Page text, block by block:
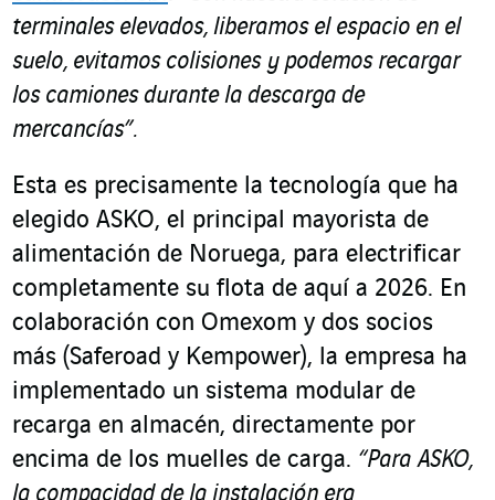
terminales elevados, liberamos el espacio en el
suelo, evitamos colisiones y podemos recargar
los camiones durante la descarga de
mercancías”.
Esta es precisamente la tecnología que ha
elegido ASKO, el principal mayorista de
alimentación de Noruega, para electrificar
completamente su flota de aquí a 2026. En
colaboración con Omexom y dos socios
más (Saferoad y Kempower), la empresa ha
implementado un sistema modular de
recarga en almacén, directamente por
encima de los muelles de carga. “Para ASKO,
la compacidad de la instalación era